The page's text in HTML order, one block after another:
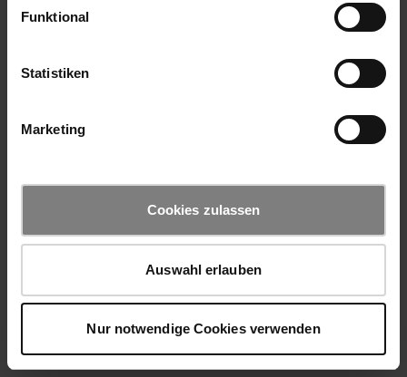
Funktional
Statistiken
Marketing
Cookies zulassen
Auswahl erlauben
Nur notwendige Cookies verwenden